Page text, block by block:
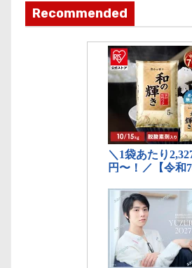
ゴ
リ
Recommended